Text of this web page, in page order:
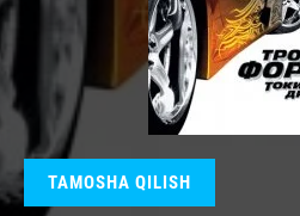
TAMOSHA QILISH